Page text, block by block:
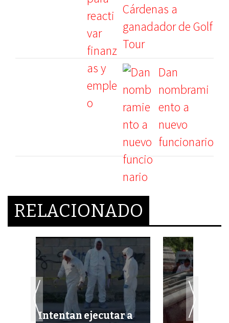
Cárdenas a
ganadador de Golf
Tour
Dan
nombrami
ento a
nuevo
funcionario
RELACIONADO
Intentan ejecutar a